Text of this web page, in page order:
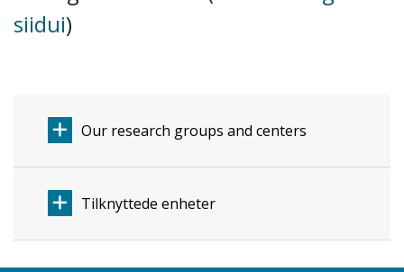
siidui)
Our research groups and centers
Tilknyttede enheter